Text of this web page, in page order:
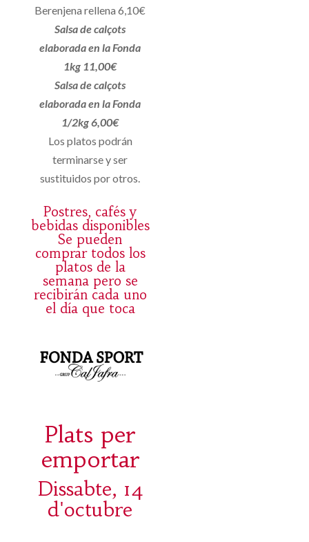
Berenjena rellena 6,10€
Salsa de calçots
elaborada en la Fonda
1kg 11,00€
Salsa de calçots
elaborada en la Fonda
1/2kg 6,00€
Los platos podrán
terminarse y ser
sustituidos por otros.
Postres, cafés y
bebidas disponibles
Se pueden
comprar todos los
platos de la
semana pero se
recibirán cada uno
el día que toca
Plats per
emportar
Dissabte, 14
d'octubre